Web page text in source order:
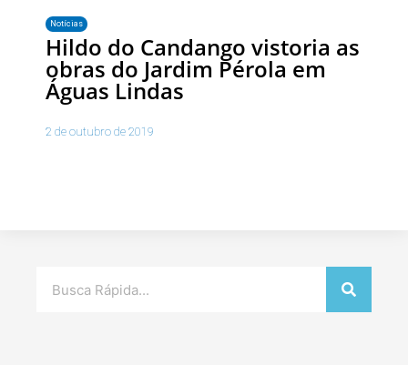
Notícias
Hildo do Candango vistoria as
obras do Jardim Pérola em
Águas Lindas
2 de outubro de 2019